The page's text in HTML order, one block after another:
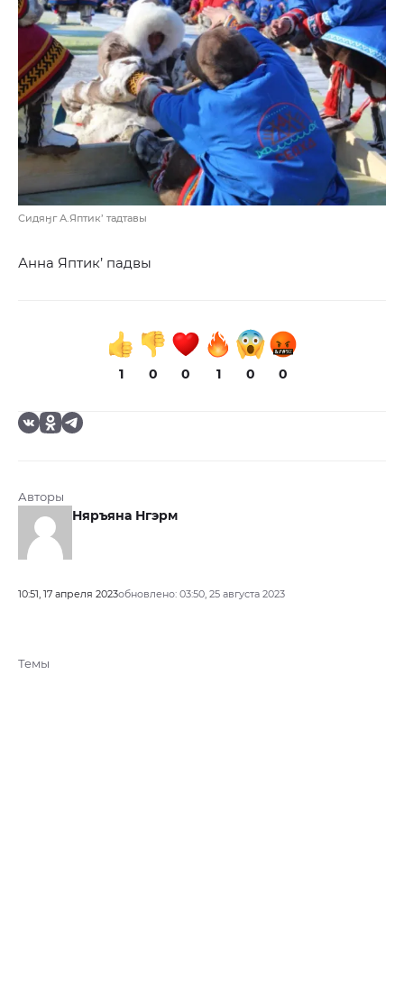
Сидяӈг А.Яптик’ тадтавы
Анна Яптик’ падвы
1 0 0 1 0 0
Авторы
Няръяна Нгэрм
10:51, 17 апреля 2023обновлено: 03:50, 25 августа 2023
Темы